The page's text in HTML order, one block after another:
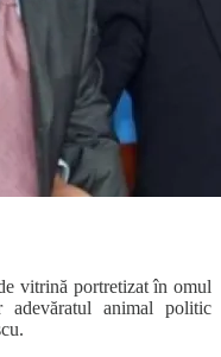
vitrină portretizat în omul
animal politic